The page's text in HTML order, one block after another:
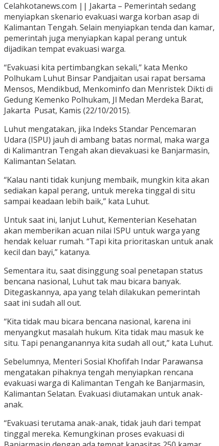
Celahkotanews.com || Jakarta – Pemerintah sedang
menyiapkan skenario evakuasi warga korban asap di
Kalimantan Tengah. Selain menyiapkan tenda dan kamar,
pemerintah juga menyiapkan kapal perang untuk
dijadikan tempat evakuasi warga.
“Evakuasi kita pertimbangkan sekali,” kata Menko
Polhukam Luhut Binsar Pandjaitan usai rapat bersama
Mensos, Mendikbud, Menkominfo dan Menristek Dikti di
Gedung Kemenko Polhukam, Jl Medan Merdeka Barat,
Jakarta Pusat, Kamis (22/10/2015).
Luhut mengatakan, jika Indeks Standar Pencemaran
Udara (ISPU) jauh di ambang batas normal, maka warga
di Kalimantran Tengah akan dievakuasi ke Banjarmasin,
Kalimantan Selatan.
“Kalau nanti tidak kunjung membaik, mungkin kita akan
sediakan kapal perang, untuk mereka tinggal di situ
sampai keadaan lebih baik,” kata Luhut.
Untuk saat ini, lanjut Luhut, Kementerian Kesehatan
akan memberikan acuan nilai ISPU untuk warga yang
hendak keluar rumah. “Tapi kita prioritaskan untuk anak
kecil dan bayi,” katanya.
Sementara itu, saat disinggung soal penetapan status
bencana nasional, Luhut tak mau bicara banyak.
Ditegaskannya, apa yang telah dilakukan pemerintah
saat ini sudah all out.
“Kita tidak mau bicara bencana nasional, karena ini
menyangkut masalah hukum. Kita tidak mau masuk ke
situ. Tapi penanganannya kita sudah all out,” kata Luhut.
Sebelumnya, Menteri Sosial Khofifah Indar Parawansa
mengatakan pihaknya tengah menyiapkan rencana
evakuasi warga di Kalimantan Tengah ke Banjarmasin,
Kalimantan Selatan. Evakuasi diutamakan untuk anak-
anak.
“Evakuasi terutama anak-anak, tidak jauh dari tempat
tinggal mereka. Kemungkinan proses evakuasi di